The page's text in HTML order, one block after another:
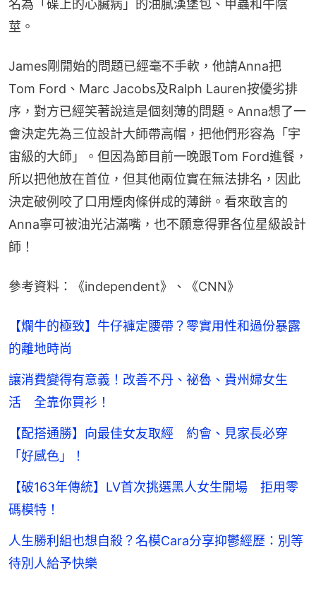
名為「碟上的心臟病」的油膩漢堡包、甲蟲和牛陰
莖。
James剛開始的問題已經毫不手軟，他請Anna把
Tom Ford、Marc Jacobs及Ralph Lauren按優劣排
序，對方已經笑著說這是個刻薄的問題。Anna想了一
會決定先為三位設計大師帶高帽，把他們形容為「宇
宙級的大師」。但因為節目前一晚跟Tom Ford進餐，
所以把他放在首位，但其他兩位實在無法排名，因此
決定破例咬了口用煙肉條併成的薄餅。看來敢言的
Anna寧可被油光沾滿嘴，也不願意得罪各位星級設計
師！
參考資料：《independent》、《CNN》
【爛牛的極致】牛仔褲定腰帶？零實用性和過份暴露
的離地時尚
讓消費變得有意義！改善不丹、祕魯、貴州婦女生
活 全靠你買衫！
【配搭通勝】向最佳女友取經 約會、見家長必穿
「好感色」！
【破163年傳統】LV首次挑選黑人女生開場 拒用零
碼模特！
人生勝利組也想自殺？名模Cara分享抑鬱經歷：別等
待別人給予快樂